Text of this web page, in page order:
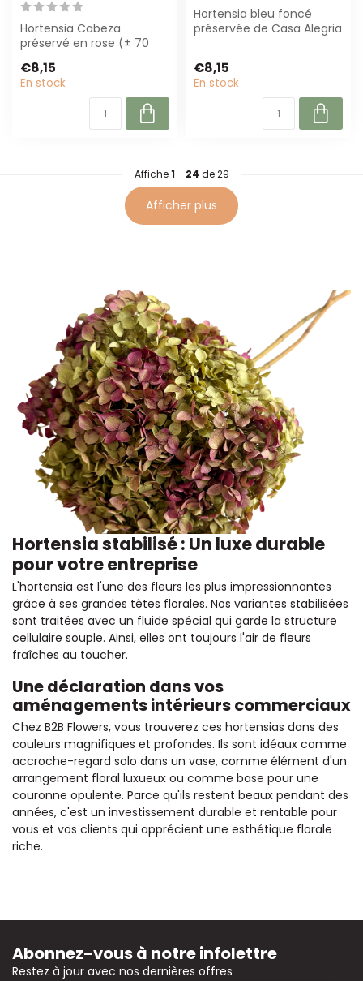
Hortensia Cabeza
préservé en rose (± 70
durable sans entret...
€8,15
En stock
Hortensia bleu foncé
préservée de Casa Alegria
€8,15
En stock
Affiche1 - 24 de 29
Afficher plus
Hortensia stabilisé : Un luxe durable
pour votre entreprise
L'hortensia est l'une des fleurs les plus impressionnantes
grâce à ses grandes têtes florales. Nos variantes stabilisées
sont traitées avec un fluide spécial qui garde la structure
cellulaire souple. Ainsi, elles ont toujours l'air de fleurs
fraîches au toucher.
Une déclaration dans vos
aménagements intérieurs commerciaux
Chez B2B Flowers, vous trouverez ces hortensias dans des
couleurs magnifiques et profondes. Ils sont idéaux comme
accroche-regard solo dans un vase, comme élément d'un
arrangement floral luxueux ou comme base pour une
couronne opulente. Parce qu'ils restent beaux pendant des
années, c'est un investissement durable et rentable pour
vous et vos clients qui apprécient une esthétique florale
riche.
Abonnez-vous à notre infolettre
Restez à jour avec nos dernières offres